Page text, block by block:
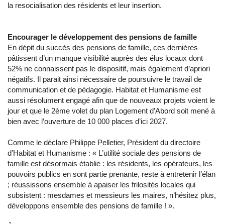
la resocialisation des résidents et leur insertion.
Encourager le développement des pensions de famille
En dépit du succès des pensions de famille, ces dernières
pâtissent d’un manque visibilité auprès des élus locaux dont
52% ne connaissent pas le dispositif, mais également d’apriori
négatifs. Il parait ainsi nécessaire de poursuivre le travail de
communication et de pédagogie. Habitat et Humanisme est
aussi résolument engagé afin que de nouveaux projets voient le
jour et que le 2ème volet du plan Logement d’Abord soit mené à
bien avec l’ouverture de 10 000 places d’ici 2027.
Comme le déclare Philippe Pelletier, Président du directoire
d’Habitat et Humanisme : « L’utilité sociale des pensions de
famille est désormais établie : les résidents, les opérateurs, les
pouvoirs publics en sont partie prenante, reste à entretenir l’élan
; réussissons ensemble à apaiser les frilosités locales qui
subsistent : mesdames et messieurs les maires, n’hésitez plus,
développons ensemble des pensions de famille ! ».